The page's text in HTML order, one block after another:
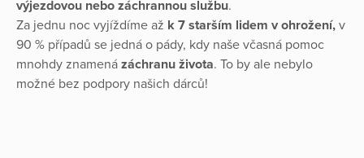
výjezdovou nebo záchrannou službu.
Za jednu noc vyjíždíme až k 7 starším lidem v ohrožení, v
90 % případů se jedná o pády, kdy naše včasná pomoc
mnohdy znamená záchranu života. To by ale nebylo
možné bez podpory našich dárců!